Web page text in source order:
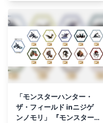
（土）より開催
「モンスターハンター・
ザ・フィールド inニジゲ
ンノモリ」 『モンスター